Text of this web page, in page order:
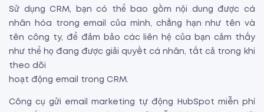
Sử dụng CRM, bạn có thể bao gồm nội dung được cá
nhân hóa trong email của mình, chẳng hạn như tên và
tên công ty, để đảm bảo các liên hệ của bạn cảm thấy
như thể họ đang được giải quyết cá nhân, tất cả trong khi
theo dõi
hoạt động email trong CRM.
Công cụ gửi email marketing tự động HubSpot miễn phí